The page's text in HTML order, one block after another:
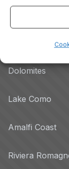
Dolomites
Lake Como
Amalfi Coast
Riviera